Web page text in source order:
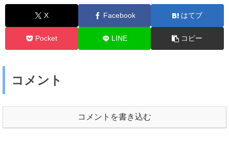
X Facebook はてブ
Pocket LINE コピー
コメント
コメントを書き込む